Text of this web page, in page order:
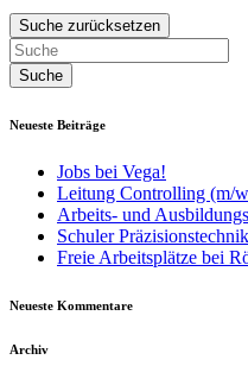
Suche zurücksetzen
Neueste Beiträge
Jobs bei Vega!
Leitung Controlling (m/
Arbeits- und
Schuler
Freie Arbeitsplätze bei
Neueste Kommentare
Archiv